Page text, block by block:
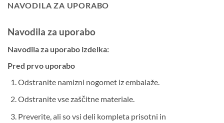
NAVODILA ZA UPORABO
Navodila za uporabo
Navodila za uporabo izdelka:
Pred prvo uporabo
Odstranite namizni nogomet iz embalaže.
Odstranite vse zaščitne materiale.
Preverite, ali so vsi deli kompleta prisotni in